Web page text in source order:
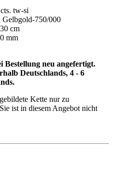
tw-si
Gelbgold-750/000
cm
mm
Bestellung neu angefertigt.
Deutschlands, 4 - 6
Kette nur zu
ist in diesem Angebot nicht